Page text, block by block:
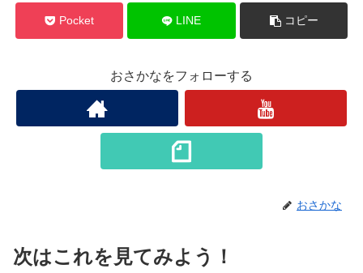
Pocket LINE コピー
おさかなをフォローする
おさかな
次はこれを見てみよう！